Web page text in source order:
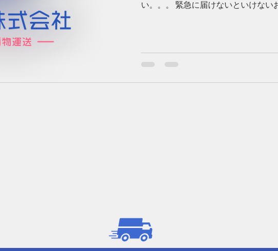
い。。。 緊急に届けないといけない